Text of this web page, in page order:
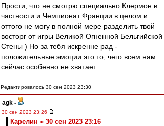
Прости, что не смотрю специально Клермон в
частности и Чемпионат Франции в целом и
оттого не могу в полной мере разделить твой
восторг от игры Великой Огненной Бельгийской
Стены ) Но за тебя искренне рад -
положительные эмоции это то, чего всем нам
сейчас особенно не хватает.
Редактировалось 30 сен 2023 23:30
agk -
30 сен 2023 23:26
Карелин » 30 сен 2023 23:16